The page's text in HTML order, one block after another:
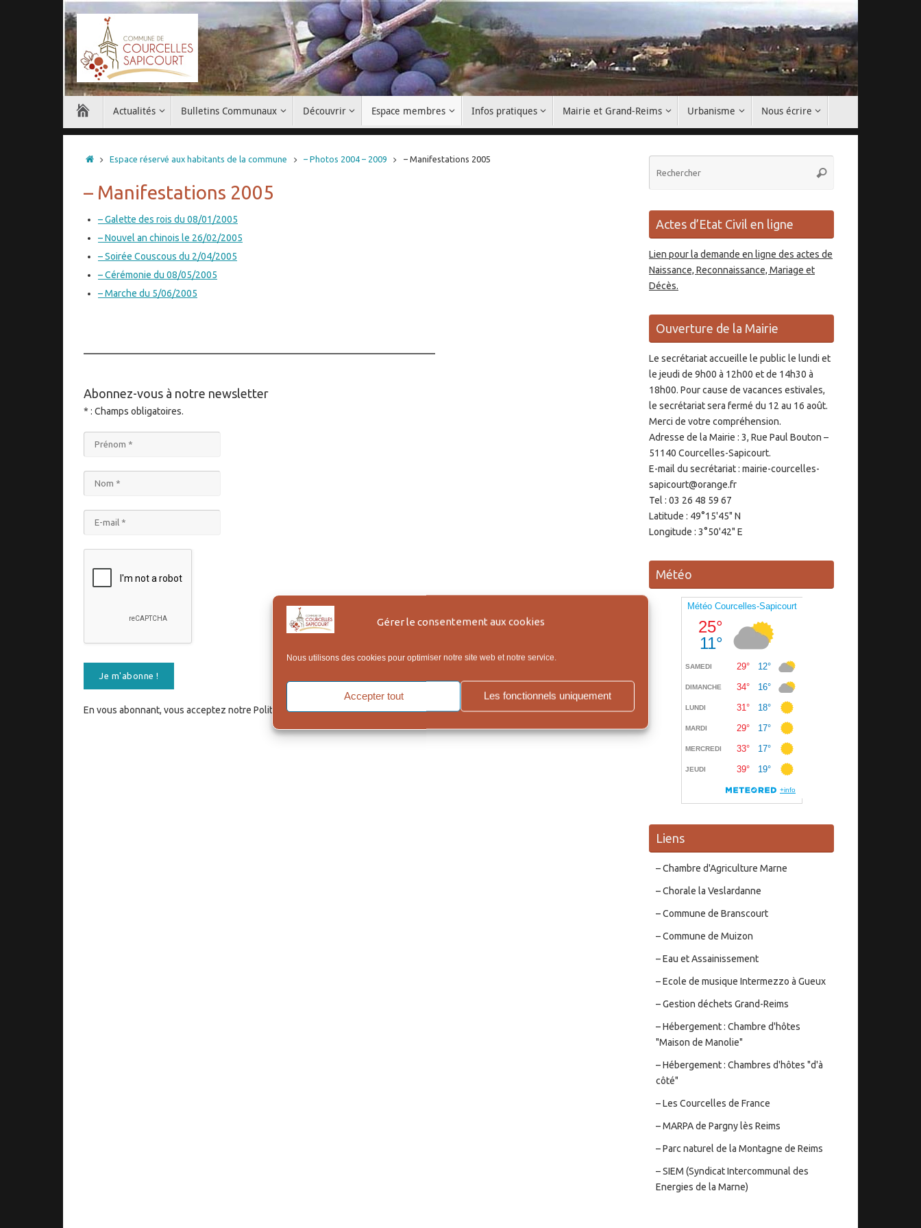
Gérer le consentement aux cookies
Nous utilisons des cookies pour optimiser notre site web et notre service.
Accepter tout Les fonctionnels uniquement
Passer
contenu
Actualités Bulletins Communaux Découvrir Espace membres Infos pratiques Mairie et Grand-Reims Urbanisme Nous écrire
AccueilEspace réservé aux habitants de la commune – Photos 2004 – 2009 – Manifestations 2005
– Manifestations 2005
– Galette des rois du 08/01/2005
– Nouvel an chinois le 26/02/2005
– Soirée Couscous du 2/04/2005
– Cérémonie du 08/05/2005
– Marche du 5/06/2005
Abonnez-vous à notre newsletter
* : Champs obligatoires.
En vous abonnant, vous acceptez notre Politique de Confidentialité, qui figure en bas de page.
Rechercher
Actes d’Etat Civil en ligne
Lien pour la demande en ligne des actes de
Naissance, Reconnaissance, Mariage et
Décès.
Ouverture de la Mairie
Le secrétariat accueille le public le lundi et
le jeudi de 9h00 à 12h00 et de 14h30 à
18h00. Pour cause de vacances estivales,
le secrétariat sera fermé du 12 au 16 août.
Merci de votre compréhension.
Adresse de la Mairie : 3, Rue Paul Bouton –
51140 Courcelles-Sapicourt.
E-mail du secrétariat : mairie-courcelles-
sapicourt@orange.fr
Tel : 03 26 48 59 67
Latitude : 49°15'45" N
Longitude : 3°50'42" E
Météo
Liens
– Chambre d'Agriculture Marne
– Chorale la Veslardanne
– Commune de Branscourt
– Commune de Muizon
– Eau et Assainissement
– Ecole de musique Intermezzo à Gueux
– Gestion déchets Grand-Reims
– Hébergement : Chambre d'hôtes
"Maison de Manolie"
– Hébergement : Chambres d'hôtes "d'à
côté"
– Les Courcelles de France
– MARPA de Pargny lès Reims
– Parc naturel de la Montagne de Reims
– SIEM (Syndicat Intercommunal des
Energies de la Marne)